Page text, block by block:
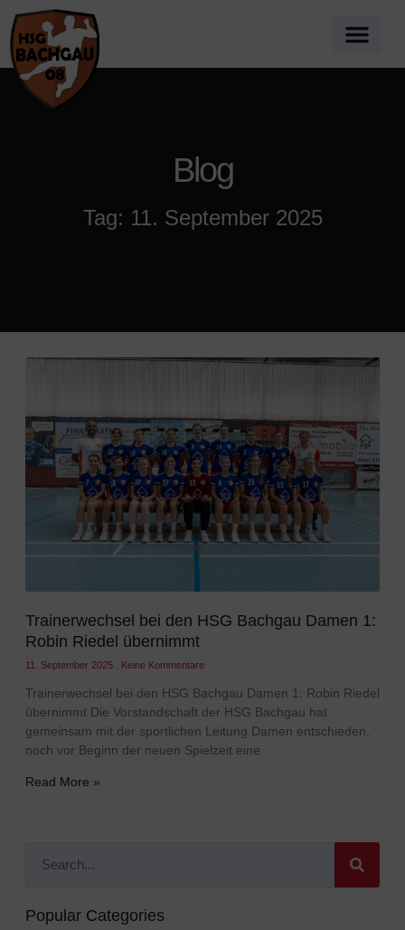
Blog
Tag: 11. September 2025
Trainerwechsel bei den HSG Bachgau Damen 1:
Robin Riedel übernimmt
11. September 2025 Keine Kommentare
Trainerwechsel bei den HSG Bachgau Damen 1: Robin Riedel
übernimmt Die Vorstandschaft der HSG Bachgau hat
gemeinsam mit der sportlichen Leitung Damen entschieden,
noch vor Beginn der neuen Spielzeit eine
Read More »
Popular Categories